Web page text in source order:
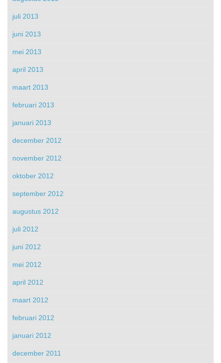
juli 2013
juni 2013
mei 2013
april 2013
maart 2013
februari 2013
januari 2013
december 2012
november 2012
oktober 2012
september 2012
augustus 2012
juli 2012
juni 2012
mei 2012
april 2012
maart 2012
februari 2012
januari 2012
december 2011